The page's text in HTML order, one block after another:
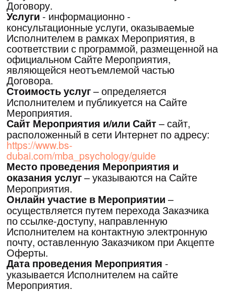
2.Предмет договора
2.1.Предметом договора является
предоставление Заказчику Услуг в рамках
Мероприятия. Услуги оказываются в
соответствии со Стоимостью услуг при
наличии свободных мест и соответствия
Заказчика необходимыми критериями для
получения Услуги.
2.2.Подробная информация о Мероприятии,
дате, месте и времени проведения и иная
информация об Услугах размещается
Исполнителем на Сайте Мероприятия. Дата
и время проведения Мероприятия могут
также сообщаться представителями
Исполнителя Заказчику путем направления
соответствующего уведомления на
контактный e-mail и/или SMS сообщение на
контактный номер телефона Заказчика, при
этом Заказчик обязан самостоятельно и
заблаговременно проверять получение
уведомления, исходящего от Исполнителя и
самостоятельно знакомится с информацией
на Сайте.
2.3.Условия о возможности участия в
Мероприятии в формате онлайн трансляции
указываются на Сайта.
2.4.По настоящему договору Исполнителем
оказываются следующие услуги:
1)Подготовка программы Мероприятия.
2)Проведение Мероприятия.
3)Консультационное сопровождение.